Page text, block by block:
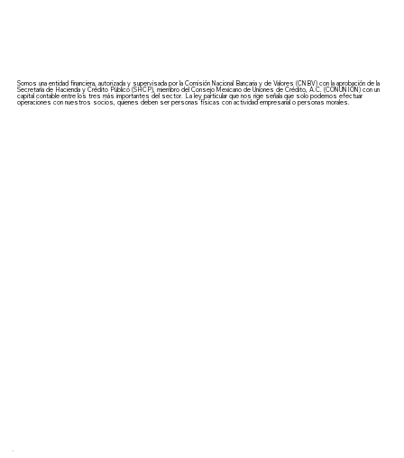
Somos una entidad financiera, autorizada y supervisada por la Comisión Nacional Bancaria y de Valores (CNBV) con la aprobación de la
Secretaría de Hacienda y Crédito Público (SHCP), miembro del Consejo Mexicano de Uniones de Crédito, A.C. (CONUNIÓN) con un
capital contable entre los tres más importantes del sector. La ley particular que nos rige señala que solo podemos efectuar
operaciones con nuestros socios, quienes deben ser personas físicas con actividad empresarial o personas morales.